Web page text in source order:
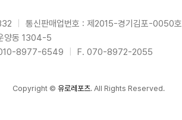
통신판매업번호 : 제2015-경기김포-0050호
양동 1304-5
8977-6549 F. 070-8972-2055
Copyright © 유로레포츠. All Rights Reserved.